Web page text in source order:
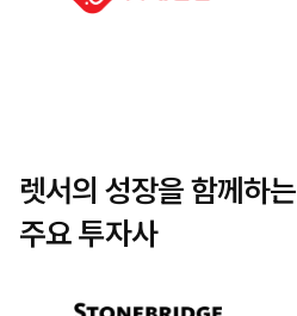
렛서의 성장을 함께하는
주요 투자사